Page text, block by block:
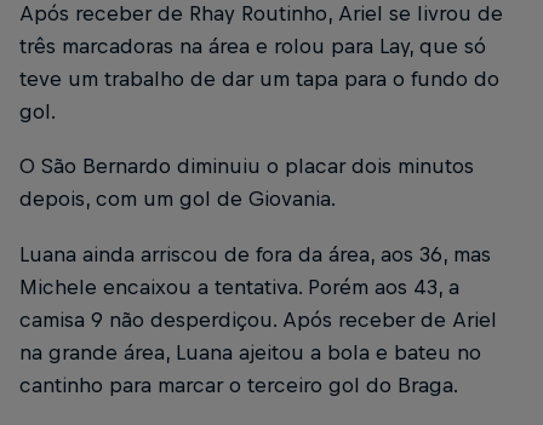
Após receber de Rhay Routinho, Ariel se livrou de
três marcadoras na área e rolou para Lay, que só
teve um trabalho de dar um tapa para o fundo do
gol.
O São Bernardo diminuiu o placar dois minutos
depois, com um gol de Giovania.
Luana ainda arriscou de fora da área, aos 36, mas
Michele encaixou a tentativa. Porém aos 43, a
camisa 9 não desperdiçou. Após receber de Ariel
na grande área, Luana ajeitou a bola e bateu no
cantinho para marcar o terceiro gol do Braga.